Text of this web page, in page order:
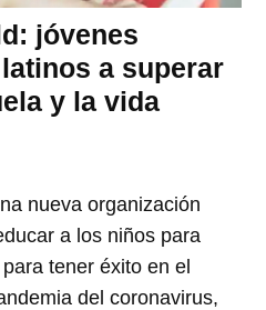
jóvenes
a superar
y la vida
nueva organización
a los niños para
tener éxito en el
del coronavirus,